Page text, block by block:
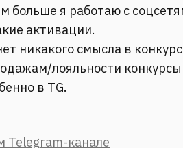
больше я работаю с
активации.
никакого смысла в
лояльности
в TG.
Telegram-канале